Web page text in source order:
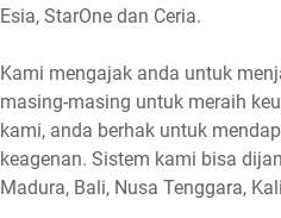
Esia, StarOne dan Ceria.
Kami mengajak anda untuk
masing-masing untuk meraih
kami, anda berhak untuk
keagenan. Sistem kami bisa
Madura, Bali, Nusa Tenggara,